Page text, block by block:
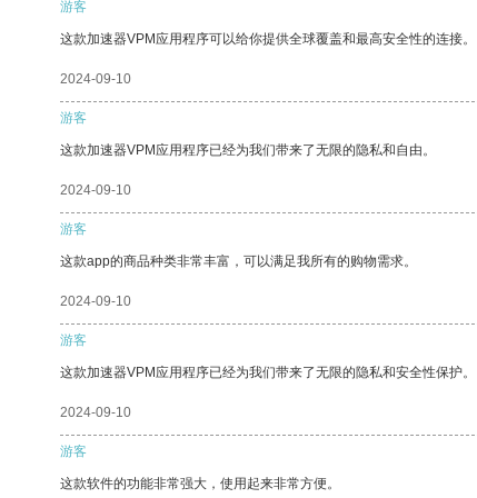
游客
这款加速器VPM应用程序可以给你提供全球覆盖和最高安全性的连接。
2024-09-10
游客
这款加速器VPM应用程序已经为我们带来了无限的隐私和自由。
2024-09-10
游客
这款app的商品种类非常丰富，可以满足我所有的购物需求。
2024-09-10
游客
这款加速器VPM应用程序已经为我们带来了无限的隐私和安全性保护。
2024-09-10
游客
这款软件的功能非常强大，使用起来非常方便。